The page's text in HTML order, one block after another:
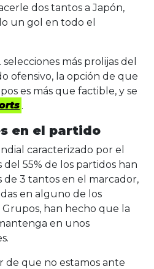
dos tantos a Japón,
un gol en todo el
más prolijas del
ofensivo, la opción de que
es más que factible, y se
.
en el partido
caracterizado por el
55% de los partidos han
3 tantos en el marcador,
en alguno de los
Grupos, han hecho que la
en unos
de que no estamos ante